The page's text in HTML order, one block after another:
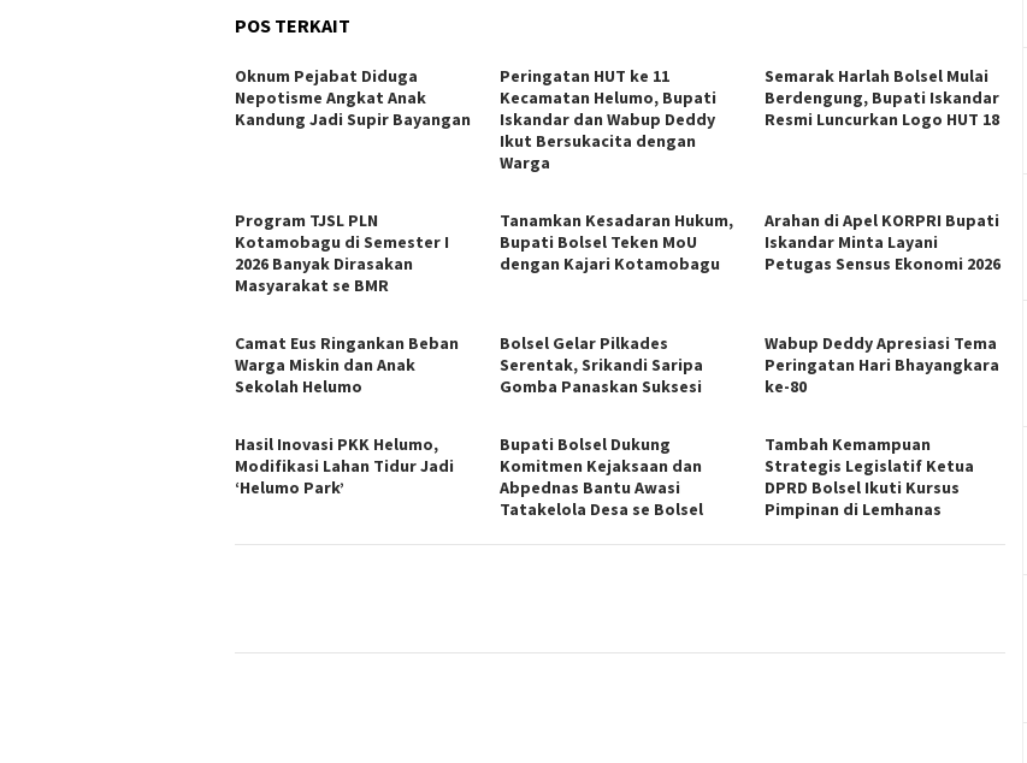
POS TERKAIT
Oknum Pejabat Diduga
Nepotisme Angkat Anak
Kandung Jadi Supir Bayangan
Peringatan HUT ke 11
Kecamatan Helumo, Bupati
Iskandar dan Wabup Deddy
Ikut Bersukacita dengan
Warga
Semarak Harlah Bolsel Mulai
Berdengung, Bupati Iskandar
Resmi Luncurkan Logo HUT 18
Program TJSL PLN
Kotamobagu di Semester I
2026 Banyak Dirasakan
Masyarakat se BMR
Tanamkan Kesadaran Hukum,
Bupati Bolsel Teken MoU
dengan Kajari Kotamobagu
Arahan di Apel KORPRI Bupati
Iskandar Minta Layani
Petugas Sensus Ekonomi 2026
Camat Eus Ringankan Beban
Warga Miskin dan Anak
Sekolah Helumo
Bolsel Gelar Pilkades
Serentak, Srikandi Saripa
Gomba Panaskan Suksesi
Wabup Deddy Apresiasi Tema
Peringatan Hari Bhayangkara
ke-80
Hasil Inovasi PKK Helumo,
Modifikasi Lahan Tidur Jadi
‘Helumo Park’
Bupati Bolsel Dukung
Komitmen Kejaksaan dan
Abpednas Bantu Awasi
Tatakelola Desa se Bolsel
Tambah Kemampuan
Strategis Legislatif Ketua
DPRD Bolsel Ikuti Kursus
Pimpinan di Lemhanas